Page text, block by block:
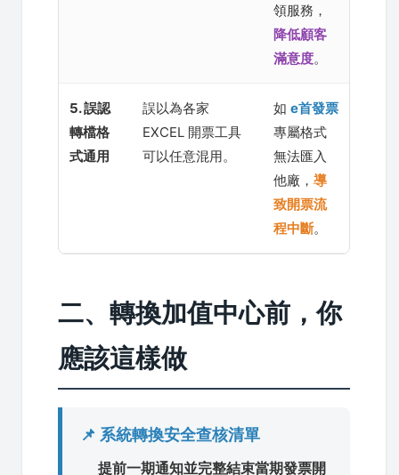
領服務，
降低顧客
滿意度。
5. 誤認
轉檔格
式通用
誤以為各家
EXCEL 開票工具
可以任意混用。
如 e首發票
專屬格式
無法匯入
他廠， 導
致開票流
程中斷。
二、轉換加值中心前，你
應該這樣做
📌 系統轉換安全查核清單
提前一期通知並完整結束當期發票開